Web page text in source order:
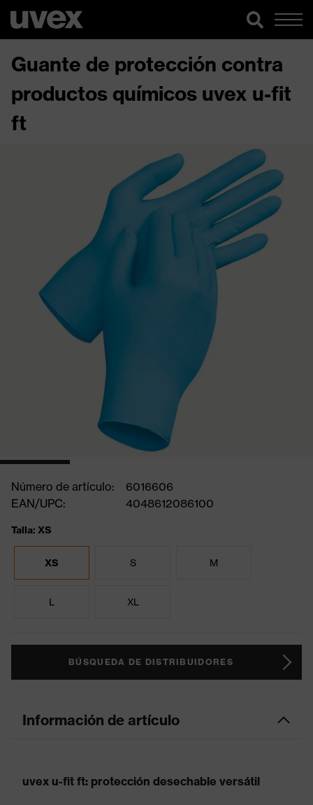
Guante de protección contra
productos químicos uvex u-fit
ft
Número de artículo:
6016606
EAN/UPC:
4048612086100
Talla: XS
XS S M
L XL
BÚSQUEDA DE DISTRIBUIDORES
Información de artículo
uvex u-fit ft: protección desechable versátil